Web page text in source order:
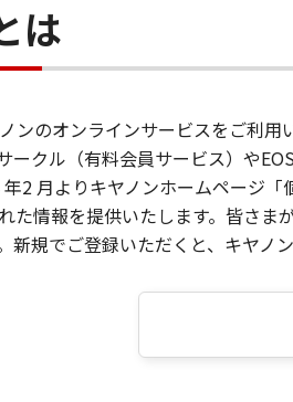
は
ノンのオンラインサービスをご利
ークル（有料会員サービス）や
2 月よりキヤノンホームページ
た情報を提供いたします。皆さ
新規でご登録いただくと、キヤノ